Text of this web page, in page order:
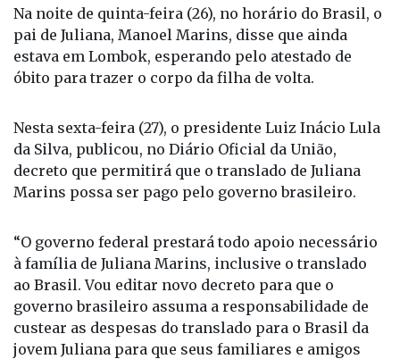
Na noite de quinta-feira (26), no horário do Brasil, o
pai de Juliana, Manoel Marins, disse que ainda
estava em Lombok, esperando pelo atestado de
óbito para trazer o corpo da filha de volta.
Nesta sexta-feira (27), o presidente Luiz Inácio Lula
da Silva, publicou, no Diário Oficial da União,
decreto que permitirá que o translado de Juliana
Marins possa ser pago pelo governo brasileiro.
“O governo federal prestará todo apoio necessário
à família de Juliana Marins, inclusive o translado
ao Brasil. Vou editar novo decreto para que o
governo brasileiro assuma a responsabilidade de
custear as despesas do translado para o Brasil da
jovem Juliana para que seus familiares e amigos